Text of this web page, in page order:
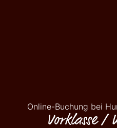
Online-Buchung bei
Vorklasse /